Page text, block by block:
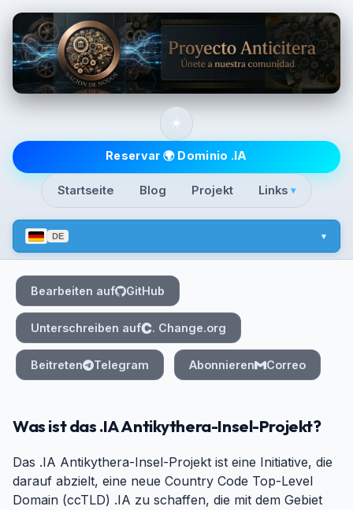
Top level
Startseite Blog Projekt Links ▾
DE
☀️
Reservar 🌍 Dominio .IA
Bearbeiten auf GitHub
Unterschreiben auf . Change.org
Beitreten Telegram Abonnieren Correo
Was ist das .IA Antikythera-Insel-Projekt?
Das .IA Antikythera-Insel-Projekt ist eine Initiative, die
darauf abzielt, eine neue Country Code Top-Level
Domain (ccTLD) .IA zu schaffen, die mit dem Gebiet